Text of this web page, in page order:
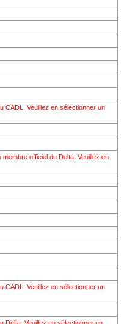
CADL. Veuillez en sélectionner un
membre officiel du Delta. Veuillez en
CADL. Veuillez en sélectionner un